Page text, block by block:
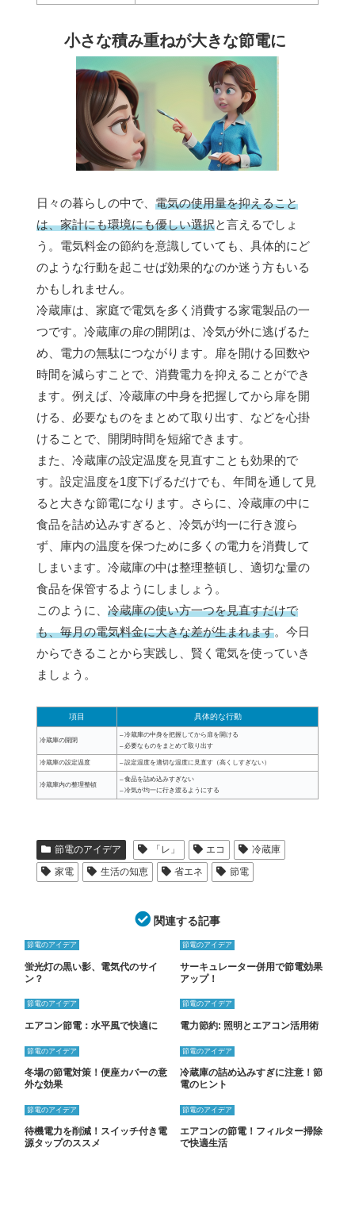
小さな積み重ねが大きな節電に
日々の暮らしの中で、 電気の使用量を抑えること
は、家計にも環境にも優しい選択と言えるでしょ
う。電気料金の節約を意識していても、具体的にど
のような行動を起こせば効果的なのか迷う方もいる
かもしれません。
冷蔵庫は、家庭で電気を多く消費する家電製品の一
つです。冷蔵庫の扉の開閉は、冷気が外に逃げるた
め、電力の無駄につながります。扉を開ける回数や
時間を減らすことで、消費電力を抑えることができ
ます。例えば、冷蔵庫の中身を把握してから扉を開
ける、必要なものをまとめて取り出す、などを心掛
けることで、開閉時間を短縮できます。
また、冷蔵庫の設定温度を見直すことも効果的で
す。設定温度を1度下げるだけでも、年間を通して見
ると大きな節電になります。さらに、冷蔵庫の中に
食品を詰め込みすぎると、冷気が均一に行き渡ら
ず、庫内の温度を保つために多くの電力を消費して
しまいます。冷蔵庫の中は整理整頓し、適切な量の
食品を保管するようにしましょう。
このように、 冷蔵庫の使い方一つを見直すだけで
も、毎月の電気料金に大きな差が生まれます。今日
からできることから実践し、賢く電気を使っていき
ましょう。
項目 具体的な行動
冷蔵庫の開閉
– 冷蔵庫の中身を把握してから扉を開ける
– 必要なものをまとめて取り出す
冷蔵庫の設定温度 – 設定温度を適切な温度に見直す（高くしすぎない）
冷蔵庫内の整理整頓
– 食品を詰め込みすぎない
– 冷気が均一に行き渡るようにする
節電のアイデア 「レ」 エコ
冷蔵庫
家電
生活の知恵 省エネ 節電
関連する記事
節電のアイデア
蛍光灯の黒い影、電気代のサイ
ン？
節電のアイデア
サーキュレーター併用で節電効果
アップ！
節電のアイデア
エアコン節電：水平風で快適に
節電のアイデア
電力節約: 照明とエアコン活用術
節電のアイデア
冬場の節電対策！便座カバーの意
外な効果
節電のアイデア
冷蔵庫の詰め込みすぎに注意！節
電のヒント
節電のアイデア
待機電力を削減！スイッチ付き電
源タップのススメ
節電のアイデア
エアコンの節電！フィルター掃除
で快適生活